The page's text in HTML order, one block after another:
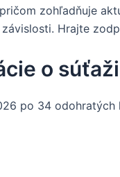
zohľadňuje
Hrajte
o súťaži
po 34